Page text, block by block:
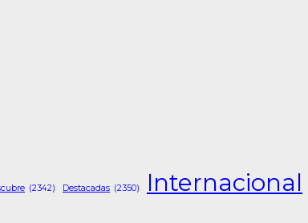
(2342) Destacadas (2350) Internacional